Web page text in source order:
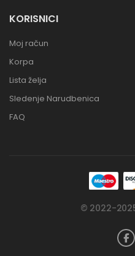
KORISNICI
Moj račun
Korpa
Lista želja
Sledenje Narudbenica
FAQ
© 2022-